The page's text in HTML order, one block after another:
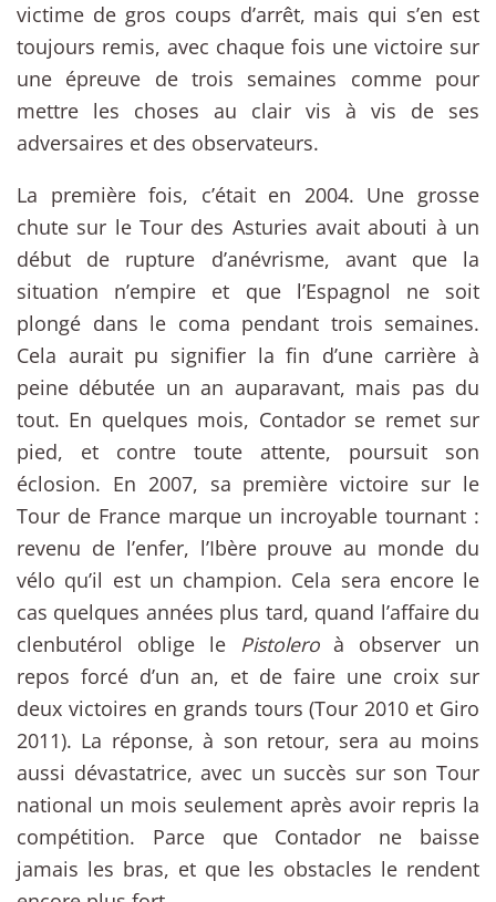
victime de gros coups d’arrêt, mais qui s’en est
toujours remis, avec chaque fois une victoire sur
une épreuve de trois semaines comme pour
mettre les choses au clair vis à vis de ses
adversaires et des observateurs.
La première fois, c’était en 2004. Une grosse
chute sur le Tour des Asturies avait abouti à un
début de rupture d’anévrisme, avant que la
situation n’empire et que l’Espagnol ne soit
plongé dans le coma pendant trois semaines.
Cela aurait pu signifier la fin d’une carrière à
peine débutée un an auparavant, mais pas du
tout. En quelques mois, Contador se remet sur
pied, et contre toute attente, poursuit son
éclosion. En 2007, sa première victoire sur le
Tour de France marque un incroyable tournant :
revenu de l’enfer, l’Ibère prouve au monde du
vélo qu’il est un champion. Cela sera encore le
cas quelques années plus tard, quand l’affaire du
clenbutérol oblige le
Pistoleroà observer un
repos forcé d’un an, et de faire une croix sur
deux victoires en grands tours (Tour 2010 et Giro
2011). La réponse, à son retour, sera au moins
aussi dévastatrice, avec un succès sur son Tour
national un mois seulement après avoir repris la
compétition. Parce que Contador ne baisse
jamais les bras, et que les obstacles le rendent